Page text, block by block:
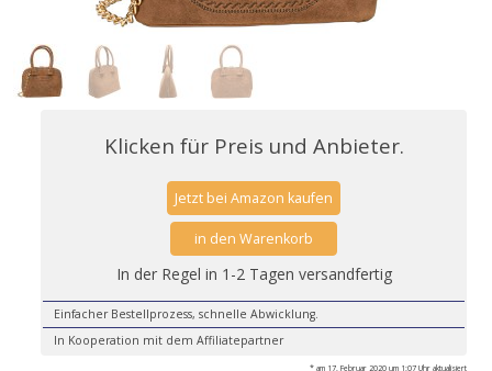
Klicken für Preis und Anbieter.
Jetzt bei Amazon kaufen
in den Warenkorb
In der Regel in 1-2 Tagen versandfertig
Einfacher Bestellprozess, schnelle Abwicklung.
In Kooperation mit dem Affiliatepartner
* am 17. Februar 2020 um 1:07 Uhr aktualisiert